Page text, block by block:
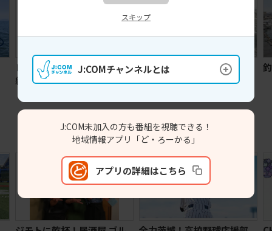
レバンガ北海道全緑応援番
組 レバDUN！
MIRAI Style SAPPORO
関東
スキップ
J:COMチャンネルとは
J:COM未加入の方も番組を視聴できる！
地域情報アプリ「ど・ろーかる」
アプリの詳細はこちら